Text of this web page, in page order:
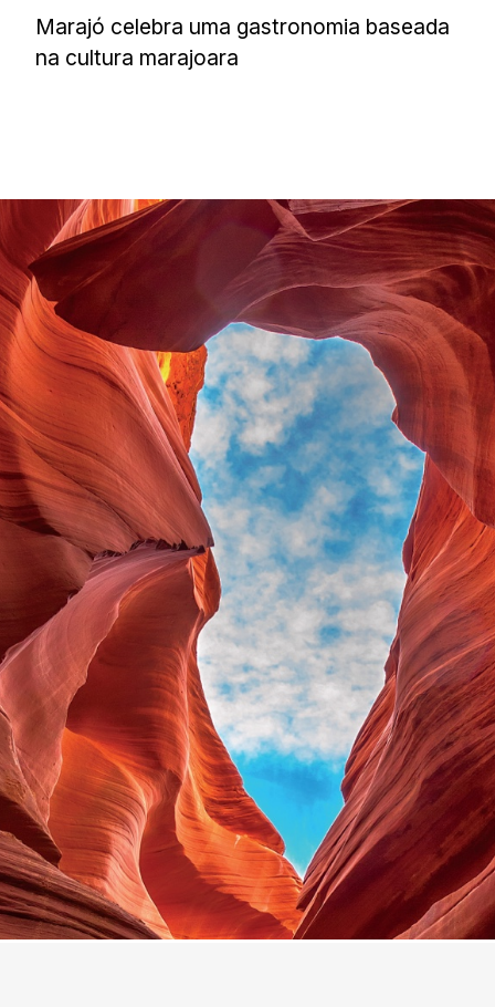
Marajó celebra uma gastronomia baseada
na cultura marajoara